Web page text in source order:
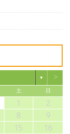
▼ >
土 日
1
2
8
9
15
16